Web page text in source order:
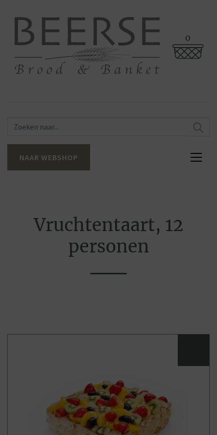
0
NAAR WEBSHOP
Vruchtentaart, 12
personen